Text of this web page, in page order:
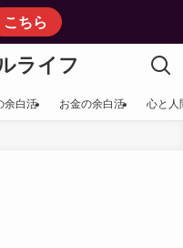
こちら
ライフ
余白活 お金の余白活 心と人